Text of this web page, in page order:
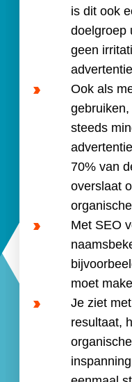
is dit ook
doelgroep
geen
Ook als
steeds
70% van
overslaat
Met SEO
moet
Je ziet
resultaat,